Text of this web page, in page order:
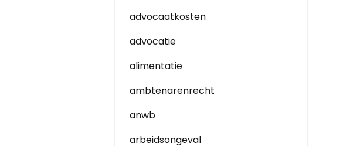
advocaatkosten
advocatie
alimentatie
ambtenarenrecht
anwb
arbeidsongeval